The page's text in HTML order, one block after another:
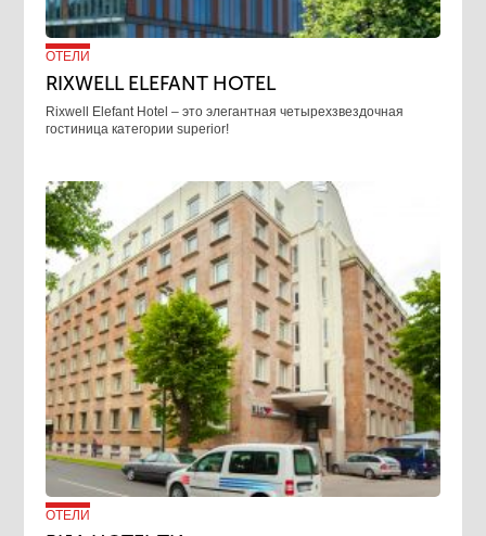
ОТЕЛИ
RIXWELL ELEFANT HOTEL
Rixwell Elefant Hotel ‒ это элегантная четырехзвездочная
гостиница категории superior!
ОТЕЛИ